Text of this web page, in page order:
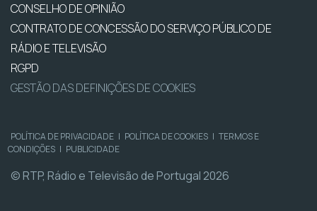
CONSELHO DE OPINIÃO
CONTRATO DE CONCESSÃO DO SERVIÇO PÚBLICO DE
RÁDIO E TELEVISÃO
RGPD
GESTÃO DAS DEFINIÇÕES DE COOKIES
POLÍTICA DE PRIVACIDADE | POLÍTICA DE COOKIES | TERMOS E
CONDIÇÕES | PUBLICIDADE
© RTP, Rádio e Televisão de Portugal 2026